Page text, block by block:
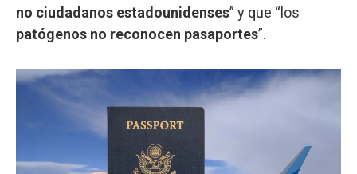
no ciudadanos estadounidenses” y que “los
patógenos no reconocen pasaportes”.